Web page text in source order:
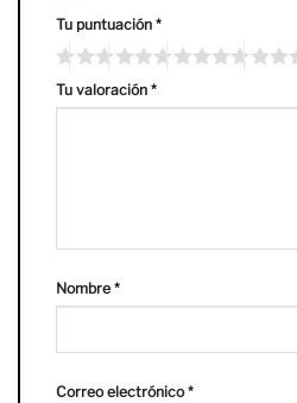
Tu puntuación *
Tu valoración *
Nombre *
Correo electrónico*